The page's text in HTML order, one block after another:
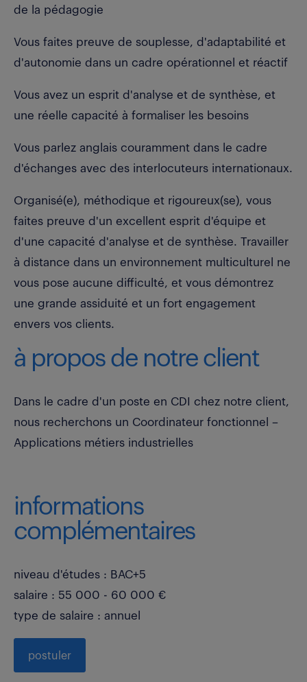
de la pédagogie
Vous faites preuve de souplesse, d'adaptabilité et
d'autonomie dans un cadre opérationnel et réactif
Vous avez un esprit d'analyse et de synthèse, et
une réelle capacité à formaliser les besoins
Vous parlez anglais couramment dans le cadre
d'échanges avec des interlocuteurs internationaux.
Organisé(e), méthodique et rigoureux(se), vous
faites preuve d'un excellent esprit d'équipe et
d'une capacité d'analyse et de synthèse. Travailler
à distance dans un environnement multiculturel ne
vous pose aucune difficulté, et vous démontrez
une grande assiduité et un fort engagement
envers vos clients.
à propos de notre client
Dans le cadre d'un poste en CDI chez notre client,
nous recherchons un Coordinateur fonctionnel –
Applications métiers industrielles
informations
complémentaires
niveau d'études : BAC+5
salaire : 55 000 - 60 000 €
type de salaire : annuel
postuler